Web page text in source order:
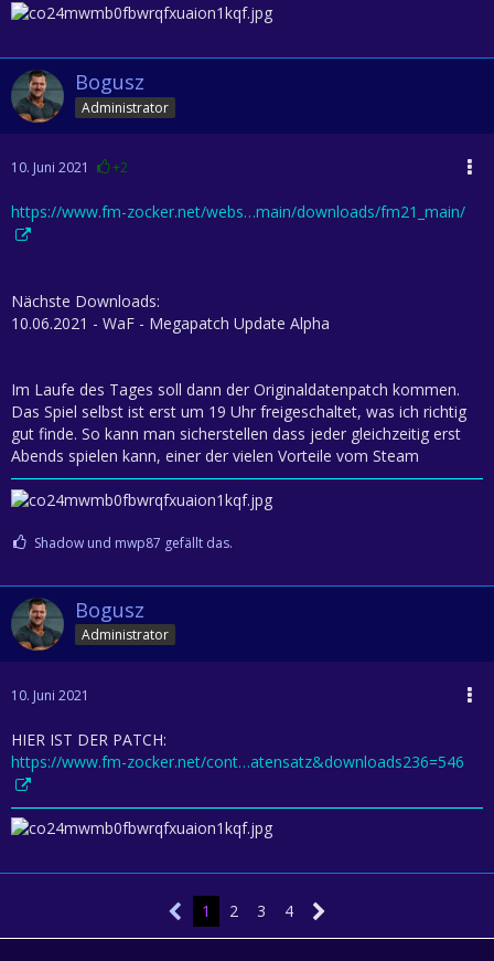
Bogusz
Administrator
10. Juni 2021 +2
https://www.fm-zocker.net/webs…main/downloads/fm21_main/
Nächste Downloads:
10.06.2021 - WaF - Megapatch Update Alpha
Im Laufe des Tages soll dann der Originaldatenpatch kommen.
Das Spiel selbst ist erst um 19 Uhr freigeschaltet, was ich richtig
gut finde. So kann man sicherstellen dass jeder gleichzeitig erst
Abends spielen kann, einer der vielen Vorteile vom Steam
Shadow und mwp87 gefällt das.
Bogusz
Administrator
10. Juni 2021
HIER IST DER PATCH:
https://www.fm-zocker.net/cont…atensatz&downloads236=546
1 2 3 4